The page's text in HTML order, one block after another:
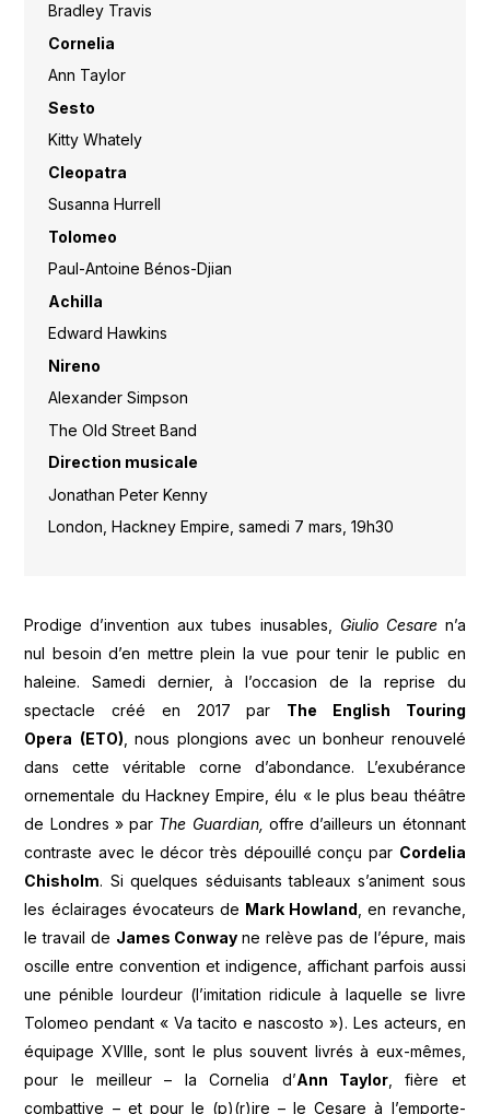
Bradley Travis
Cornelia
Ann Taylor
Sesto
Kitty Whately
Cleopatra
Susanna Hurrell
Tolomeo
Paul-Antoine Bénos-Djian
Achilla
Edward Hawkins
Nireno
Alexander Simpson
The Old Street Band
Direction musicale
Jonathan Peter Kenny
London, Hackney Empire, samedi 7 mars, 19h30
Prodige d’invention aux tubes inusables, Giulio Cesaren’a
nul besoin d’en mettre plein la vue pour tenir le public en
haleine. Samedi dernier, à l’occasion de la reprise du
spectacle créé en 2017 par The English Touring
Opera (ETO) , nous plongions avec un bonheur renouvelé
dans cette véritable corne d’abondance. L’exubérance
ornementale du Hackney Empire, élu « le plus beau théâtre
de Londres » par The Guardian, offre d’ailleurs un étonnant
contraste avec le décor très dépouillé conçu par Cordelia
Chisholm. Si quelques séduisants tableaux s’animent sous
les éclairages évocateurs de Mark Howland , en revanche,
le travail de James Conwayne relève pas de l’épure, mais
oscille entre convention et indigence, affichant parfois aussi
une pénible lourdeur (l’imitation ridicule à laquelle se livre
Tolomeo pendant « Va tacito e nascosto »). Les acteurs, en
équipage XVIIIe, sont le plus souvent livrés à eux-mêmes,
pour le meilleur – la Cornelia d’Ann Taylor, fière et
combattive – et pour le (p)(r)ire – le Cesare à l’emporte-